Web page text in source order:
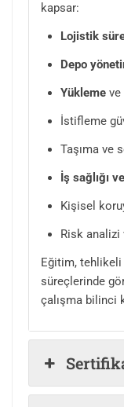
kapsar:
Lojistik
Depo
Yükleme ve
İstifleme
Taşıma ve
İş sağlığı
Kişisel
Risk analizi
Eğitim,
süreçlerinde
çalışma bilinci